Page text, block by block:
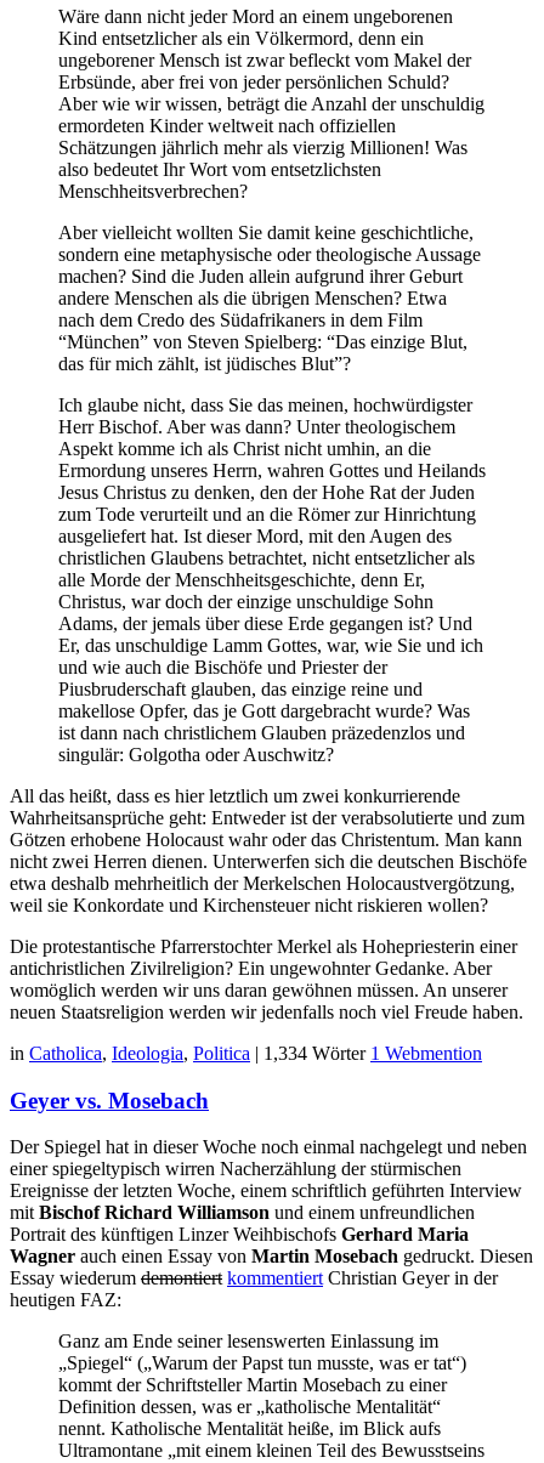
Wäre dann nicht jeder Mord an einem ungeborenen
Kind entsetzlicher als ein Völkermord, denn ein
ungeborener Mensch ist zwar befleckt vom Makel der
Erbsünde, aber frei von jeder persönlichen Schuld?
Aber wie wir wissen, beträgt die Anzahl der unschuldig
ermordeten Kinder weltweit nach offiziellen
Schätzungen jährlich mehr als vierzig Millionen! Was
also bedeutet Ihr Wort vom entsetzlichsten
Menschheitsverbrechen?
Aber vielleicht wollten Sie damit keine geschichtliche,
sondern eine metaphysische oder theologische Aussage
machen? Sind die Juden allein aufgrund ihrer Geburt
andere Menschen als die übrigen Menschen? Etwa
nach dem Credo des Südafrikaners in dem Film
“München” von Steven Spielberg: “Das einzige Blut,
das für mich zählt, ist jüdisches Blut”?
Ich glaube nicht, dass Sie das meinen, hochwürdigster
Herr Bischof. Aber was dann? Unter theologischem
Aspekt komme ich als Christ nicht umhin, an die
Ermordung unseres Herrn, wahren Gottes und Heilands
Jesus Christus zu denken, den der Hohe Rat der Juden
zum Tode verurteilt und an die Römer zur Hinrichtung
ausgeliefert hat. Ist dieser Mord, mit den Augen des
christlichen Glaubens betrachtet, nicht entsetzlicher als
alle Morde der Menschheitsgeschichte, denn Er,
Christus, war doch der einzige unschuldige Sohn
Adams, der jemals über diese Erde gegangen ist? Und
Er, das unschuldige Lamm Gottes, war, wie Sie und ich
und wie auch die Bischöfe und Priester der
Piusbruderschaft glauben, das einzige reine und
makellose Opfer, das je Gott dargebracht wurde? Was
ist dann nach christlichem Glauben präzedenzlos und
singulär: Golgotha oder Auschwitz?
All das heißt, dass es hier letztlich um zwei konkurrierende
Wahrheitsansprüche geht: Entweder ist der verabsolutierte und zum
Götzen erhobene Holocaust wahr oder das Christentum. Man kann
nicht zwei Herren dienen. Unterwerfen sich die deutschen Bischöfe
etwa deshalb mehrheitlich der Merkelschen Holocaustvergötzung,
weil sie Konkordate und Kirchensteuer nicht riskieren wollen?
Die protestantische Pfarrerstochter Merkel als Hohepriesterin einer
antichristlichen Zivilreligion? Ein ungewohnter Gedanke. Aber
womöglich werden wir uns daran gewöhnen müssen. An unserer
neuen Staatsreligion werden wir jedenfalls noch viel Freude haben.
in Catholica, Ideologia, Politica | 1,334 Wörter 1 Webmention
Geyer vs. Mosebach
Der Spiegel hat in dieser Woche noch einmal nachgelegt und neben
einer spiegeltypisch wirren Nacherzählung der stürmischen
Ereignisse der letzten Woche, einem schriftlich geführten Interview
mit Bischof Richard Williamson und einem unfreundlichen
Portrait des künftigen Linzer Weihbischofs Gerhard Maria
Wagner auch einen Essay von Martin Mosebach gedruckt. Diesen
Essay wiederum demontiert kommentiert Christian Geyer in der
heutigen FAZ:
Ganz am Ende seiner lesenswerten Einlassung im
„Spiegel“ („Warum der Papst tun musste, was er tat“)
kommt der Schriftsteller Martin Mosebach zu einer
Definition dessen, was er „katholische Mentalität“
nennt. Katholische Mentalität heiße, im Blick aufs
Ultramontane „mit einem kleinen Teil des Bewusstseins